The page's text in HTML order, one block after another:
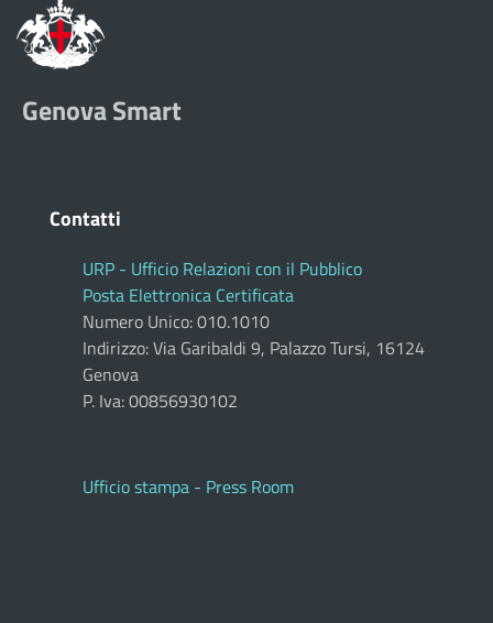
Genova Smart
Contatti
URP - Ufficio Relazioni con il Pubblico
Posta Elettronica Certificata
Numero Unico: 010.1010
Indirizzo: Via Garibaldi 9, Palazzo Tursi, 16124
Genova
P. Iva: 00856930102
Ufficio stampa - Press Room